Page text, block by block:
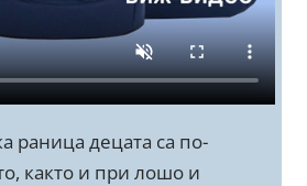
раница децата са по-
както и при лошо и